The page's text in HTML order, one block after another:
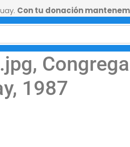
Con tu donación
1987